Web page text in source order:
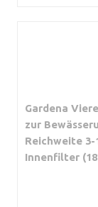
Gardena
zur
Reichweite
Innenfilter